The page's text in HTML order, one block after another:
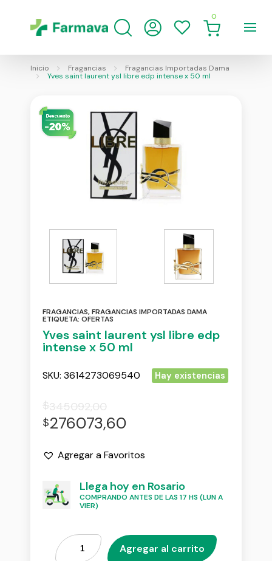
0
Inicio Fragancias
Fragancias Importadas Dama
Yves saint laurent ysl libre edp intense x 50 ml
FRAGANCIAS,FRAGANCIAS IMPORTADAS DAMA
ETIQUETA: OFERTAS
Yves saint laurent ysl libre edp
intense x 50 ml
SKU: 3614273069540 Hay existencias
$345092,00
$276073,60
Agregar a Favoritos
Llega hoy en Rosario
COMPRANDO ANTES DE LAS 17 HS (LUN A
VIER)
Agregar al carrito